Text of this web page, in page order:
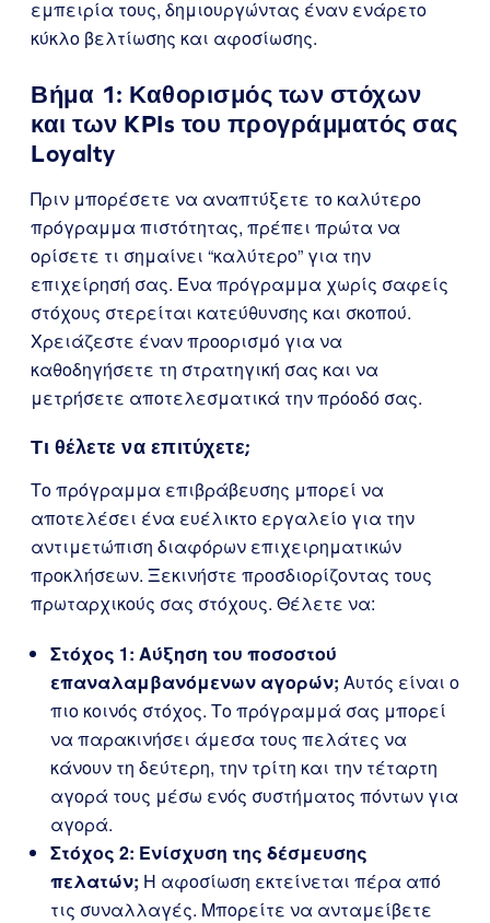
εμπειρία τους, δημιουργώντας έναν ενάρετο
κύκλο βελτίωσης και αφοσίωσης.
Βήμα 1: Καθορισμός των στόχων
και των KPIs του προγράμματός σας
Loyalty
Πριν μπορέσετε να αναπτύξετε το καλύτερο
πρόγραμμα πιστότητας, πρέπει πρώτα να
ορίσετε τι σημαίνει “καλύτερο” για την
επιχείρησή σας. Ένα πρόγραμμα χωρίς σαφείς
στόχους στερείται κατεύθυνσης και σκοπού.
Χρειάζεστε έναν προορισμό για να
καθοδηγήσετε τη στρατηγική σας και να
μετρήσετε αποτελεσματικά την πρόοδό σας.
Τι θέλετε να επιτύχετε;
Το πρόγραμμα επιβράβευσης μπορεί να
αποτελέσει ένα ευέλικτο εργαλείο για την
αντιμετώπιση διαφόρων επιχειρηματικών
προκλήσεων. Ξεκινήστε προσδιορίζοντας τους
πρωταρχικούς σας στόχους. Θέλετε να:
Στόχος 1: Αύξηση του ποσοστού
επαναλαμβανόμενων αγορών; Αυτός είναι ο
πιο κοινός στόχος. Το πρόγραμμά σας μπορεί
να παρακινήσει άμεσα τους πελάτες να
κάνουν τη δεύτερη, την τρίτη και την τέταρτη
αγορά τους μέσω ενός συστήματος πόντων για
αγορά.
Στόχος 2: Ενίσχυση της δέσμευσης
πελατών; Η αφοσίωση εκτείνεται πέρα από
τις συναλλαγές. Μπορείτε να ανταμείβετε